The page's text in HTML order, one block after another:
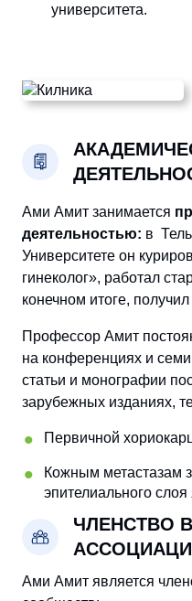
университета.
Ами Амит занимается
деятельностью: в
Университете он
гинеколог», работал
конечном итоге,
Профессор Амит
на конференциях и
статьи и монографии
зарубежных изданиях,
Первичной
Кожным метастазам
эпителиального слоя
ЧЛЕНСТВО
Ами Амит является